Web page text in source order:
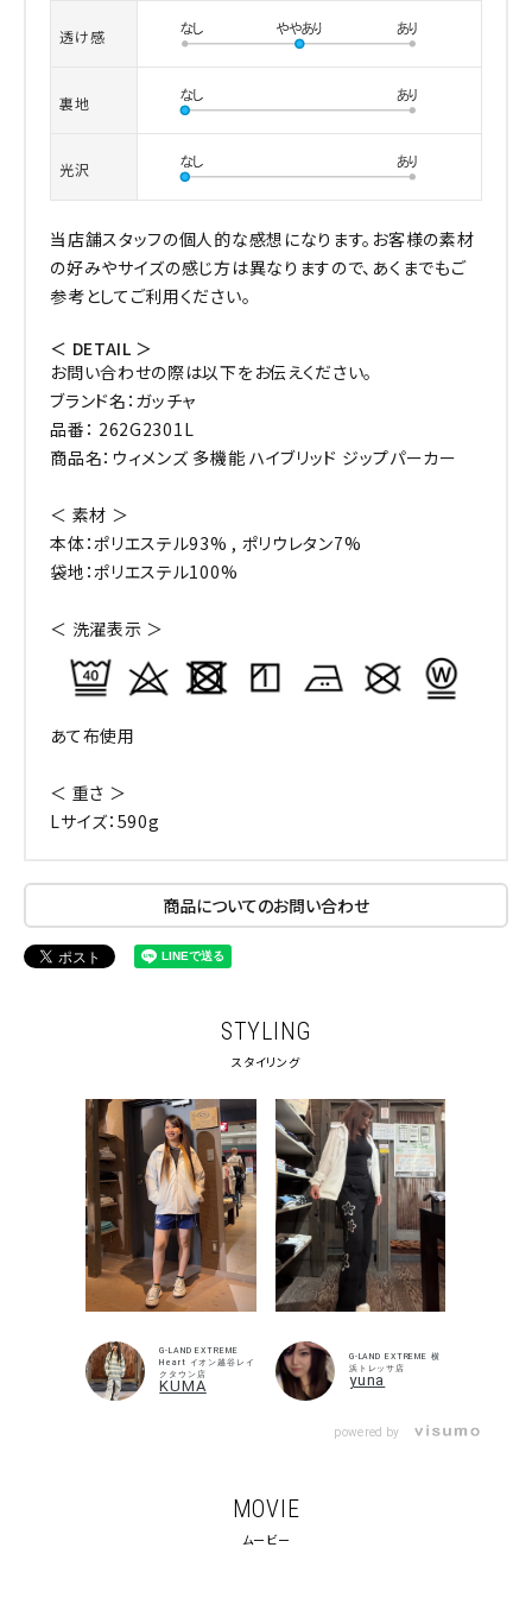
透け感
裏地
光沢
当店舗スタッフの個人的な感想になります。お客様の素材
の好みやサイズの感じ方は異なりますので、あくまでもご
参考としてご利用ください。
＜ DETAIL ＞
お問い合わせの際は以下をお伝えください。
ブランド名：ガッチャ
品番： 262G2301L
商品名：ウィメンズ 多機能 ハイブリッド ジップパーカー
＜ 素材 ＞
本体：ポリエステル93% , ポリウレタン7%
袋地：ポリエステル100%
＜ 洗濯表示 ＞
あて布使用
＜ 重さ ＞
Lサイズ：590g
商品についてのお問い合わせ
STYLING
スタイリング
G-LAND EXTREME
Heart イオン越谷レイ
クタウン店
KUMA
G-LAND EXTREME 横
浜トレッサ店
yuna
powered by
MOVIE
ムービー